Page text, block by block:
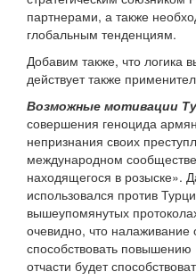
партнерами, а также
глобальным тенденциям.
Добавим также, что логика
действует также
Возможные мотивации
совершения геноцида
непризнания своих
международном сообществе
находящегося в розыске».
использовался против
вышеупомянутых
очевидно, что
способствовать
отчасти будет